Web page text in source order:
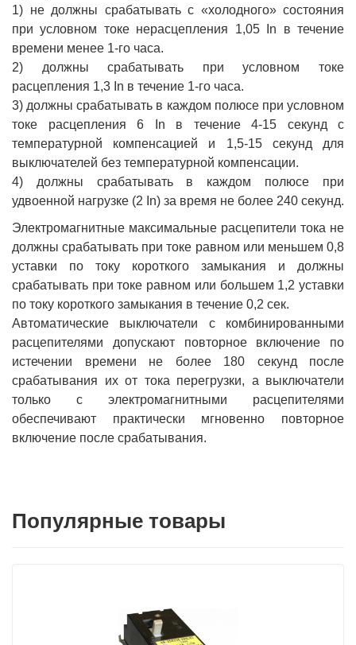
1) не должны срабатывать с «холодного» состояния
при условном токе нерасцепления 1,05 In в течение
времени менее 1-го часа.
2) должны срабатывать при условном токе
расцепления 1,3 In в течение 1-го часа.
3) должны срабатывать в каждом полюсе при условном
токе расцепления 6 In в течение 4-15 секунд с
температурной компенсацией и 1,5-15 секунд для
выключателей без температурной компенсации.
4) должны срабатывать в каждом полюсе при
удвоенной нагрузке (2 In) за время не более 240 секунд.
Электромагнитные максимальные расцепители тока не
должны срабатывать при токе равном или меньшем 0,8
уставки по току короткого замыкания и должны
срабатывать при токе равном или большем 1,2 уставки
по току короткого замыкания в течение 0,2 сек.
Автоматические выключатели с комбинированными
расцепителями допускают повторное включение по
истечении времени не более 180 секунд после
срабатывания их от тока перегрузки, а выключатели
только с электромагнитными расцепителями
обеспечивают практически мгновенно повторное
включение после срабатывания.
Популярные товары